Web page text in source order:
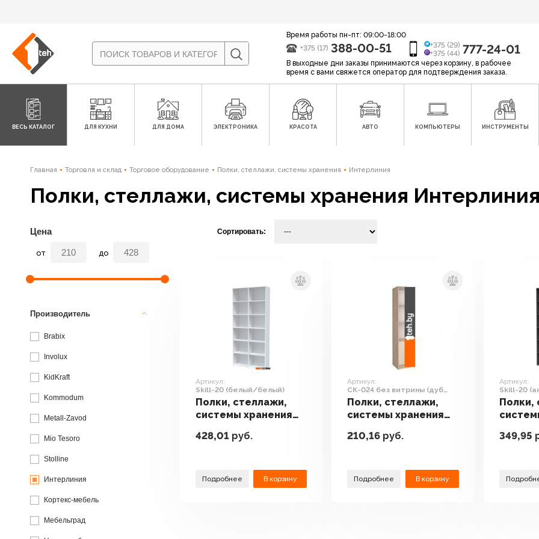
Время работы пн-пт: 09:00-18:00
+375 (17) 388-00-51
+375 (29)
+375 (44) 777-24-01
В выходные дни заказы принимаются через корзину, в рабочее
время с вами свяжется оператор для подтверждения заказа.
ВЕСЬ КАТАЛОГ ДЛЯ КУХНИ ДЛЯ ДОМА ЭЛЕКТРОНИКА КРАСОТА АВТО КОМПЬЮТЕРЫ ИНСТРУМЕНТЫ
Главная Торговля и склад Торговое оборудование Полки, стеллажи, системы хранения Интерлиния
Полки, стеллажи, системы хранения Интерлиния
Цена
от до
Производитель
Brabix
Involux
KidKraft
Kommodum
Metall-Zavod
Mio Tesoro
Stolline
Интерлиния
Кортекс-мебель
Мебельград
Сортировать:
Артикул:
Skill-20 (белый/белый)
Полки, стеллажи,
системы хранения
(белый/белый)
428,01руб.
Подробнее В корзину
Артикул:
СК-024 без витрины (дуб
сонома/дуб белый)
Полки, стеллажи,
системы хранения
без витрины (дуб
210,16 руб.
Подробнее В корзину
Артикул:
Skill-20
антрацит)
Полки,
349,95